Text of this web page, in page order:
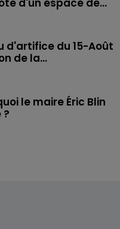
d'artifice du 15-Août
de la...
le maire Éric Blin
?